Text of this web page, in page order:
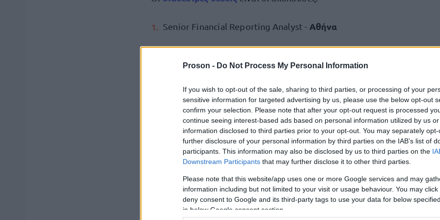
Proson - Do Not Process My Personal Information
If you wish to opt-out of the sale, sharing to third parties, or processing of your
sensitive information for targeted advertising by us, please use the below opt-out
confirm your selection. Please note that after your opt-out request is processed
continue seeing interest-based ads based on personal information utilized by us
information disclosed to third parties prior to your opt-out. You may separately
further disclosure of your personal information by third parties on the IAB’s list of
participants. This information may also be disclosed by us to third parties on the
Downstream Participants that may further disclose it to other third parties.
Please note that this website/app uses one or more Google services and may
information including but not limited to your visit or usage behaviour. You may
deny consent to Google and its third-party tags to use your data for below
in below Google consent section.
Senior Financial Reporting Analyst - Αθήνα
Business Analyst (International IT) -Αθήνα
Credit Policy Analyst -Αθήνα
Business Analyst_Payment Services - Αθήνα
Cyber Risk & Governance Analyst -Αθήνα